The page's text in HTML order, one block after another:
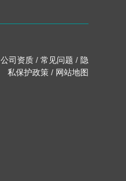
公司资质 / 常见问题 / 隐
私保护政策 / 网站地图